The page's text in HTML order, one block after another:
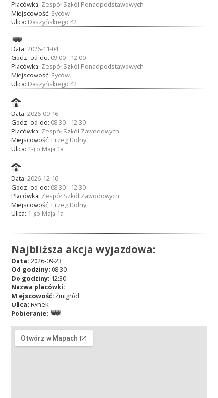
Placówka: Zespół Szkół Ponadpodstawowych
Miejscowość: Syców
Ulica: Daszyńskiego 42
Data: 2026-11-04
Godz. od-do: 09:00 - 12:00
Placówka: Zespół Szkół Ponadpodstawowych
Miejscowość: Syców
Ulica: Daszyńskiego 42
Data: 2026-09-16
Godz. od-do: 08:30 - 12:30
Placówka: Zespół Szkół Zawodowych
Miejscowość: Brzeg Dolny
Ulica: 1-go Maja 1a
Data: 2026-12-16
Godz. od-do: 08:30 - 12:30
Placówka: Zespół Szkół Zawodowych
Miejscowość: Brzeg Dolny
Ulica: 1-go Maja 1a
Najbliższa akcja wyjazdowa:
Data: 2026-09-23
Od godziny: 08:30
Do godziny: 12:30
Nazwa placówki:
Miejscowość: Żmigród
Ulica: Rynek
Pobieranie: